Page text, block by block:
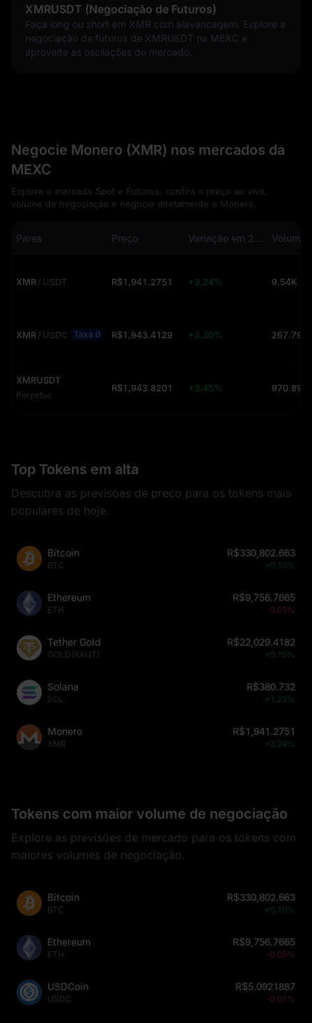
XMRUSDT (Negociação de Futuros)
Faça long ou short em XMR com alavancagem. Explore a
negociação de futuros de XMRUSDT na MEXC e
aproveite as oscilações do mercado.
Negocie Monero (XMR) nos mercados da
MEXC
Explore o mercado Spot e Futuros, confira o preço ao vivo,
volume de negociação e negocie diretamente o Monero.
Pares Preço Variação em 24h
XMR/ USDT R$1,941.2751 +3.24% 9.54K
XMR/ USDC Taxa 0 R$1,943.4129 +3.30% 267.79
XMRUSDT
Perpétuo
R$1,943.8201 +3.45%
Top Tokens em alta
Descubra as previsões de preço para os tokens mais
populares de hoje.
Bitcoin
BTC
R$330,802.663
+0.10%
Ethereum
ETH
R$9,756.7665
-0.05%
Tether Gold
GOLD(XAUT)
R$22,029.4182
+0.16%
Solana
SOL
R$380.732
+1.23%
Monero
XMR
R$1,941.2751
+3.24%
Tokens com maior volume de negociação
Explore as previsões de mercado para os tokens com
maiores volumes de negociação.
Bitcoin
BTC
R$330,802.663
+0.10%
Ethereum
ETH
R$9,756.7665
-0.05%
USDCoin
USDC
R$5.0921887
-0.01%